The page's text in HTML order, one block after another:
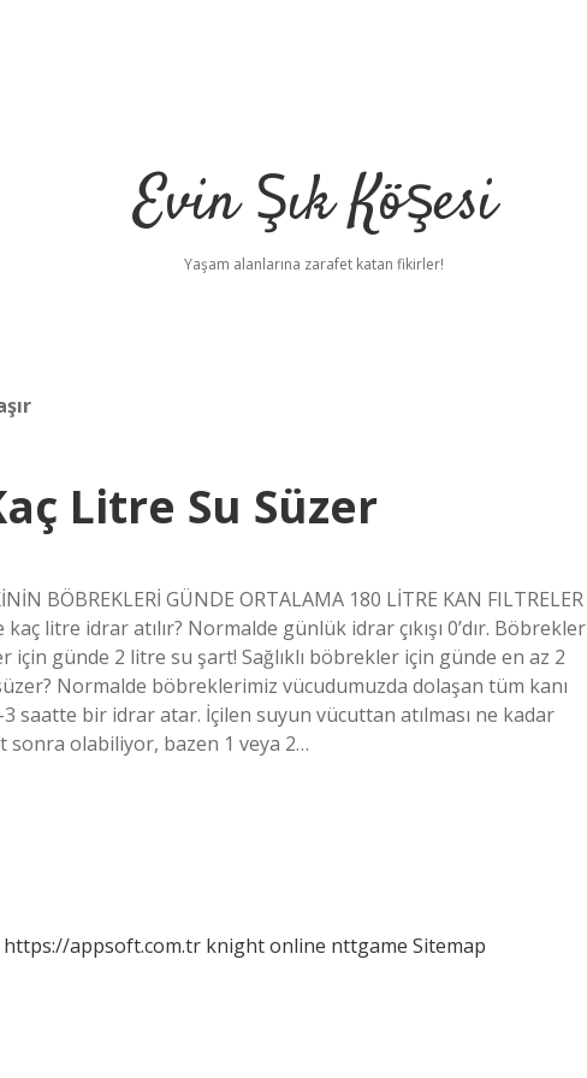
Evin Şık Köşesi
Yaşam alanlarına zarafet katan fikirler!
Litre Su Süzer
BÖBREKLERİ GÜNDE ORTALAMA 180 LİTRE KAN FILTRELER
litre idrar atılır? Normalde günlük idrar çıkışı 0’dır. Böbrekler
için günde 2 litre su şart! Sağlıklı böbrekler için günde en az 2
Normalde böbreklerimiz vücudumuzda dolaşan tüm kanı
saatte bir idrar atar. İçilen suyun vücuttan atılması ne kadar
sonra olabiliyor, bazen 1 veya 2…
https://appsoft.com.tr knight online nttgame Sitemap